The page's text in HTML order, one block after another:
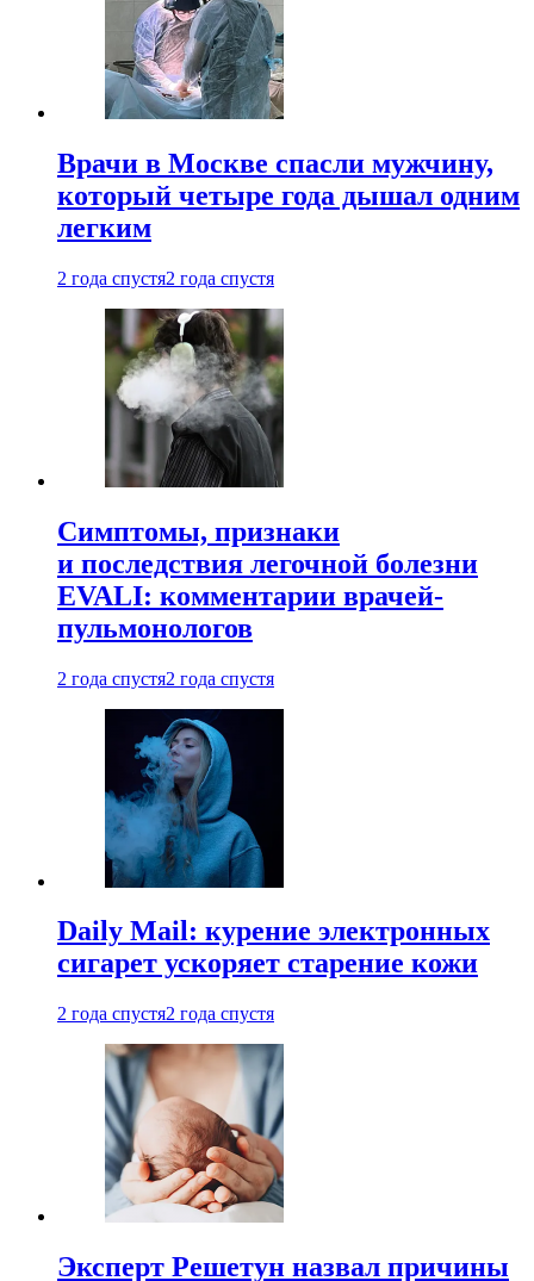
Врачи в Москве спасли мужчину,
который четыре года дышал одним
легким
2 года спустя2 года спустя
Симптомы, признаки
и последствия легочной болезни
EVALI: комментарии врачей-
пульмонологов
2 года спустя2 года спустя
Daily Mail: курение электронных
сигарет ускоряет старение кожи
2 года спустя2 года спустя
Эксперт Решетун назвал причины